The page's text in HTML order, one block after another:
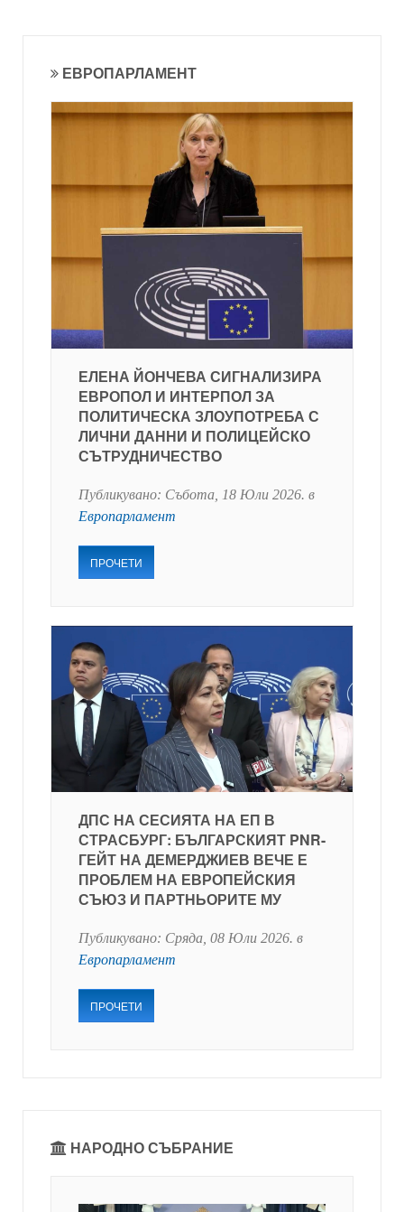
ЕВРОПАРЛАМЕНТ
ЕЛЕНА ЙОНЧЕВА СИГНАЛИЗИРА
ЕВРОПОЛ И ИНТЕРПОЛ ЗА
ПОЛИТИЧЕСКА ЗЛОУПОТРЕБА С
ЛИЧНИ ДАННИ И ПОЛИЦЕЙСКО
СЪТРУДНИЧЕСТВО
Публикувано: Събота, 18 Юли 2026. в
Европарламент
ПРОЧЕТИ
ДПС НА СЕСИЯТА НА ЕП В
СТРАСБУРГ: БЪЛГАРСКИЯТ PNR-
ГЕЙТ НА ДЕМЕРДЖИЕВ ВЕЧЕ Е
ПРОБЛЕМ НА ЕВРОПЕЙСКИЯ
СЪЮЗ И ПАРТНЬОРИТЕ МУ
Публикувано: Сряда, 08 Юли 2026. в
Европарламент
ПРОЧЕТИ
НАРОДНО СЪБРАНИЕ